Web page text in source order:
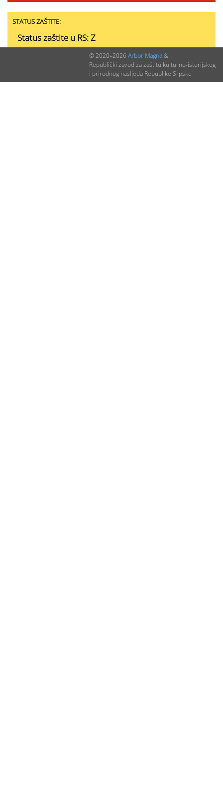
STATUS ZAŠTITE:
Status zaštite u RS: Z
Status zaštite u Federaciji BiH: Nema
Status zaštite u Srbiji: Nema
Status zaštite u Hrvatskoj: Nema
© 2020–2026 Arbor Magna&
Republički zavod za zaštitu kulturno-istorijskog
i prirodnog nasljeđa Republike Srpske